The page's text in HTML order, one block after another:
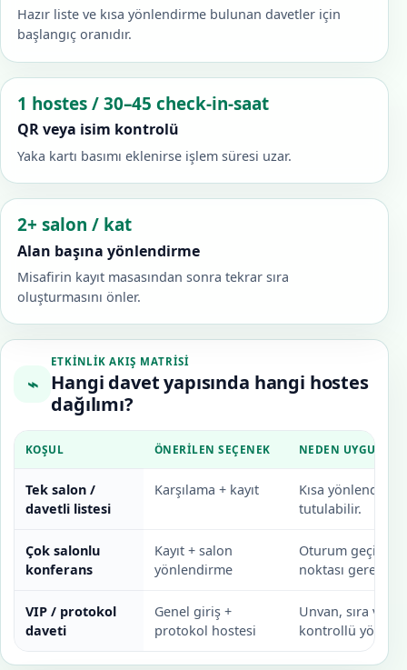
Hazır liste ve kısa yönlendirme bulunan davetler için
başlangıç oranıdır.
1 hostes / 30–45 check-in-saat
QR veya isim kontrolü
Yaka kartı basımı eklenirse işlem süresi uzar.
2+ salon / kat
Alan başına yönlendirme
Misafirin kayıt masasından sonra tekrar sıra
oluşturmasını önler.
⌁
ETKINLIK AKIŞ MATRISI
Hangi davet yapısında hangi hostes
dağılımı?
KOŞUL ÖNERILEN SEÇENEK NEDEN UYGUN?
Tek salon /
davetli listesi
Karşılama + kayıt
Kısa
tutulabilir.
Çok salonlu
konferans
Kayıt + salon
yönlendirme
Oturum
noktası gerekir.
VIP / protokol
daveti
Genel giriş +
protokol hostesi
Unvan, sıra ve
kontrollü